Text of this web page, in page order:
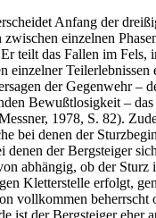
Anfang der
zwischen einzelnen
teilt das Fallen im Fels,
einzelner Teilerlebnissen
der Gegenwehr –
Bewußtlosigkeit –
1978, S. 82).
bei denen der
denen der Bergsteiger
abhängig, ob der Sturz
Kletterstelle erfolgt,
vollkommen beherrscht
ist der Bergsteiger eher